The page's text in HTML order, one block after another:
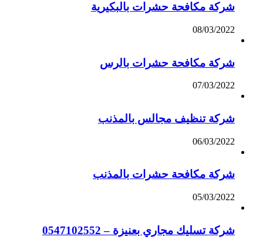
شركة مكافحة حشرات بالبكيرية
08/03/2022
شركة مكافحة حشرات بالرس
07/03/2022
شركة تنظيف مجالس بالمذنب
06/03/2022
شركة مكافحة حشرات بالمذنب
05/03/2022
شركة تسليك مجاري بعنيزة – 0547102552